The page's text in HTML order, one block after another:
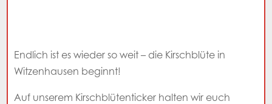
Endlich ist es wieder so weit – die Kirschblüte in
Witzenhausen beginnt!
Auf unserem Kirschblütenticker halten wir euch